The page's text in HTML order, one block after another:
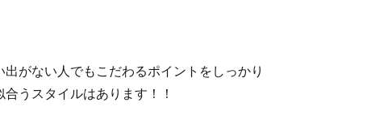
がない人でもこだわるポイントをしっかり
うスタイルはあります！！